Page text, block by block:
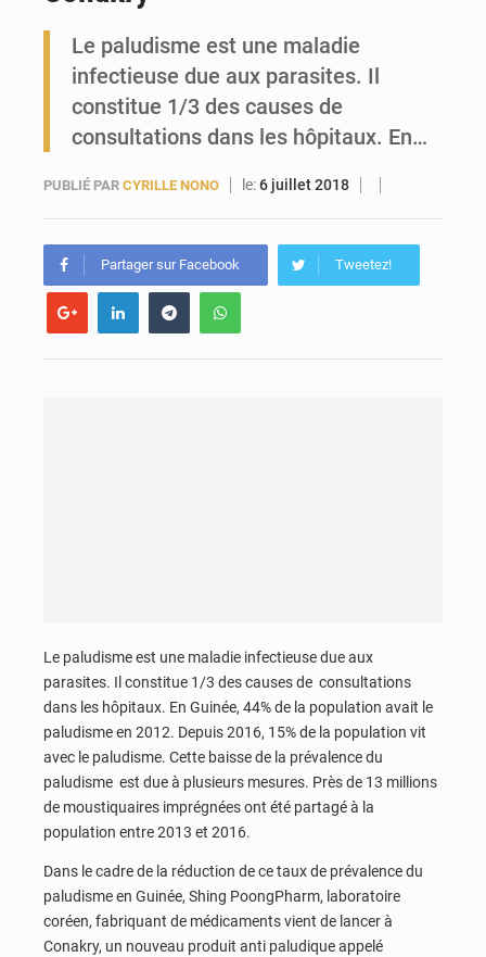
Le paludisme est une maladie
infectieuse due aux parasites. Il
constitue 1/3 des causes de
consultations dans les hôpitaux. En…
PUBLIÉ PAR CYRILLE NONO le:6 juillet 2018
Partager sur Facebook Tweetez!
Le paludisme est une maladie infectieuse due aux
parasites. Il constitue 1/3 des causes de consultations
dans les hôpitaux. En Guinée, 44% de la population avait le
paludisme en 2012. Depuis 2016, 15% de la population vit
avec le paludisme. Cette baisse de la prévalence du
paludisme est due à plusieurs mesures. Près de 13 millions
de moustiquaires imprégnées ont été partagé à la
population entre 2013 et 2016.
Dans le cadre de la réduction de ce taux de prévalence du
paludisme en Guinée, Shing PoongPharm, laboratoire
coréen, fabriquant de médicaments vient de lancer à
Conakry, un nouveau produit anti paludique appelé